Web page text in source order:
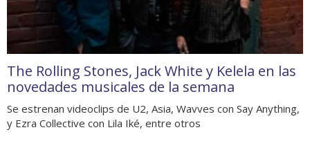
The Rolling Stones, Jack White y Kelela en las
novedades musicales de la semana
Se estrenan videoclips de U2, Asia, Wavves con Say Anything,
y Ezra Collective con Lila Iké, entre otros